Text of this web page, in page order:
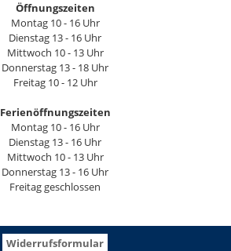
Öffnungszeiten
Montag 10 - 16 Uhr
Dienstag 13 - 16 Uhr
Mittwoch 10 - 13 Uhr
Donnerstag 13 - 18 Uhr
Freitag 10 - 12 Uhr
Ferienöffnungszeiten
Montag 10 - 16 Uhr
Dienstag 13 - 16 Uhr
Mittwoch 10 - 13 Uhr
Donnerstag 13 - 16 Uhr
Freitag geschlossen
Widerrufsformular